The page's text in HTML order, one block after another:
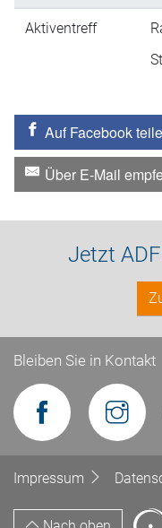
Aktiventreff
Auf Facebook
Über E-Mail
Jetzt
Bleiben Sie in Kontakt
Impressum